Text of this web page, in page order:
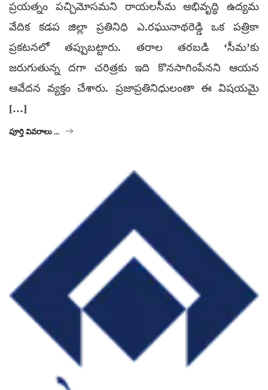
ప్రయత్నం పచ్చిమోసమని రాయలసీమ అభివృద్ధి ఉద్యమ
వేదిక కడప జిల్లా ప్రతినిధి ఎ.రఘునాథరెడ్డి ఒక పత్రికా
ప్రకటనలో తప్పుబట్టారు. తరాల తరబడి ‘సీమ’కు
జరుగుతున్న దగా చరిత్రకు ఇది కొనసాగింపేనని ఆయన
ఆవేదన వ్యక్తం చేశారు. ప్రజాప్రతినిధులంతా ఈ విషయమై
[…]
పూర్తి వివరాలు ...